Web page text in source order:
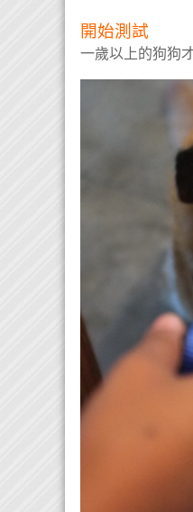
開始測試
一歲以上的狗狗